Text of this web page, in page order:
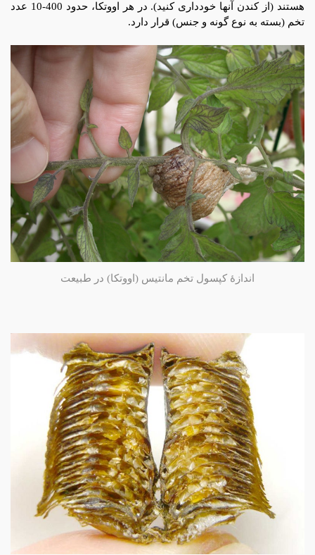
هستند (از کندن آنها خودداری کنید). در هر اووتکا، حدود 400-10 عدد
تخم (بسته به نوع گونه و جنس) قرار دارد.
اندازۀ کپسول تخم مانتیس (اووتکا) در طبیعت